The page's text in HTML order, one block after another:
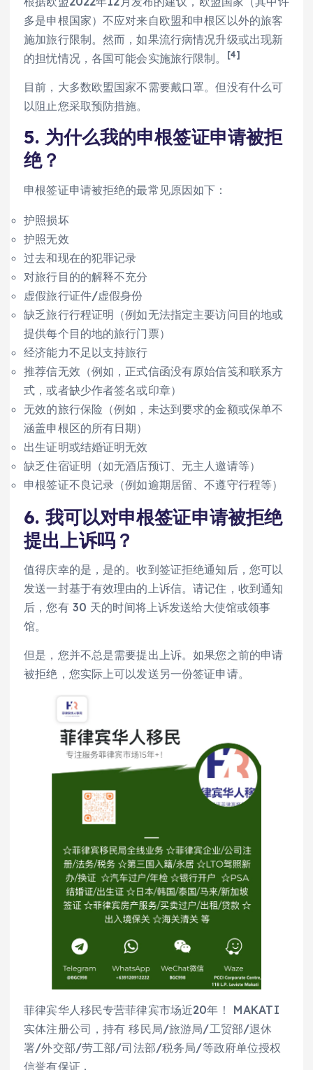
多是申根国家）不应对来自欧盟和申根区以外的旅客
施加旅行限制。然而，如果流行病情况升级或出现新
的担忧情况，各国可能会实施旅行限制。
[4]
目前，大多数欧盟国家不需要戴口罩。但没有什么可
以阻止您采取预防措施。
5. 为什么我的申根签证申请被拒
绝？
申根签证申请被拒绝的最常见原因如下：
护照损坏
护照无效
过去和现在的犯罪记录
对旅行目的的解释不充分
虚假旅行证件/虚假身份
缺乏旅行行程证明（例如无法指定主要访问目的地或
提供每个目的地的旅行门票）
经济能力不足以支持旅行
推荐信无效（例如，正式信函没有原始信笺和联系方
式，或者缺少作者签名或印章）
无效的旅行保险（例如，未达到要求的金额或保单不
涵盖申根区的所有日期）
出生证明或结婚证明无效
缺乏住宿证明（如无酒店预订、无主人邀请等）
申根签证不良记录（例如逾期居留、不遵守行程等）
6. 我可以对申根签证申请被拒绝
提出上诉吗？
值得庆幸的是，是的。收到签证拒绝通知后，您可以
发送一封基于有效理由的上诉信。请记住，收到通知
后，您有 30 天的时间将上诉发送给大使馆或领事
馆。
但是，您并不总是需要提出上诉。如果您之前的申请
被拒绝，您实际上可以发送另一份签证申请。
菲律宾华人移民专营菲律宾市场近20年！ MAKATI
实体注册公司，持有 移民局/旅游局/工贸部/退休
署/外交部/劳工部/司法部/税务局/等政府单位授权
信誉有保证 .